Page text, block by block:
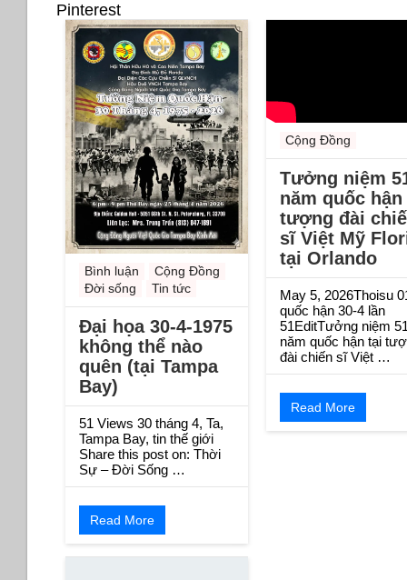
Pinterest
Bình luận
Cộng Đồng
Đời sống
Tin tức
Đại họa 30-4-1975
không thể nào
quên (tại Tampa
Bay)
51 Views 30 tháng 4, Ta,
Tampa Bay, tin thế giới
Share this post on: Thời
Sự – Đời Sống …
Read More
Cộng Đồng
Tưởng niệm
năm quốc
tượng đài
sĩ Việt Mỹ
tại Orlando
May 5, 2026Thoisu
quốc hận 30-4 lần
51EditTưởng niệm
năm quốc hận tại
đài chiến sĩ Việt …
Read More